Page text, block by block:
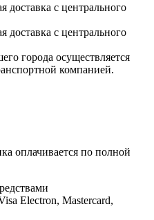
доставка с центрального
доставка с центрального
города осуществляется
компанией.
оплачивается по полной
Electron, Mastercard,